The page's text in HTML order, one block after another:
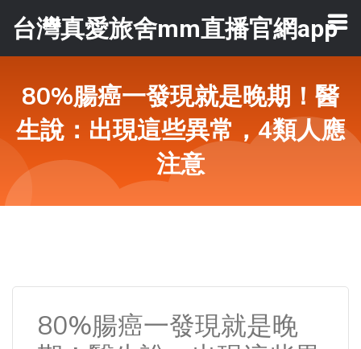
台灣真愛旅舍mm直播官網app
80%腸癌一發現就是晚期！醫
生說：出現這些異常，4類人應
注意
80%腸癌一發現就是晚